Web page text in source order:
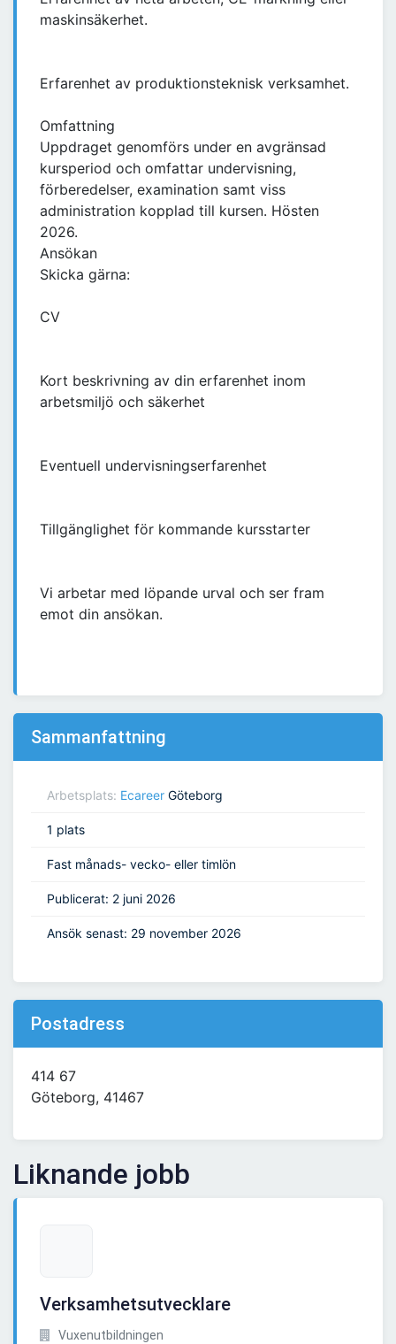
maskinsäkerhet.
Erfarenhet av produktionsteknisk verksamhet.
Omfattning
Uppdraget genomförs under en avgränsad
kursperiod och omfattar undervisning,
förberedelser, examination samt viss
administration kopplad till kursen. Hösten
2026.
Ansökan
Skicka gärna:
CV
Kort beskrivning av din erfarenhet inom
arbetsmiljö och säkerhet
Eventuell undervisningserfarenhet
Tillgänglighet för kommande kursstarter
Vi arbetar med löpande urval och ser fram
emot din ansökan.
Sammanfattning
Arbetsplats: Ecareer Göteborg
1 plats
Fast månads- vecko- eller timlön
Publicerat: 2 juni 2026
Ansök senast: 29 november 2026
Postadress
414 67
Göteborg, 41467
Liknande jobb
Verksamhetsutvecklare
Vuxenutbildningen